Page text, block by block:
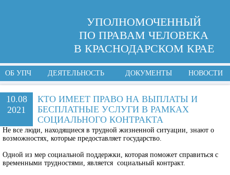
УПОЛНОМОЧЕННЫЙ
ПО ПРАВАМ ЧЕЛОВЕКА
В КРАСНОДАРСКОМ КРАЕ
ОБ УПЧ ДЕЯТЕЛЬНОСТЬ ДОКУМЕНТЫ НОВОСТИ
10.08
2021
КТО ИМЕЕТ ПРАВО НА ВЫПЛАТЫ И
БЕСПЛАТНЫЕ УСЛУГИ В РАМКАХ
СОЦИАЛЬНОГО КОНТРАКТА
Не все люди, находящиеся в трудной жизненной ситуации, знают о
возможностях, которые предоставляет государство.
Одной из мер социальной поддержки, которая поможет справиться с
временными трудностями, является социальный контракт.